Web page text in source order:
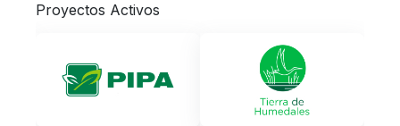
Proyectos Activos